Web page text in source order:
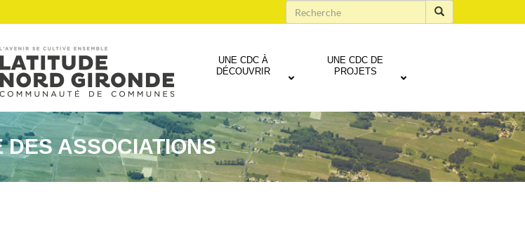
UNE CDC À
DÉCOUVRIR
UNE CDC DE
PROJETS
ASSOCIATIONS